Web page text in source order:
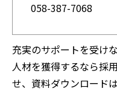
058-387-7068
充実のサポートを受け
人材を獲得するなら採
せ、資料ダウンロード